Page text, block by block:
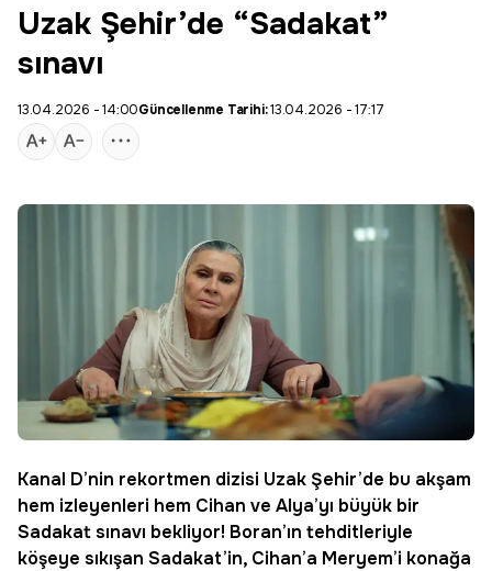
Uzak Şehir’de “Sadakat”
sınavı
13.04.2026 - 14:00Güncellenme Tarihi:13.04.2026 - 17:17
Kanal D’nin rekortmen dizisi Uzak Şehir’de bu akşam
hem izleyenleri hem Cihan ve Alya’yı büyük bir
Sadakat sınavı bekliyor! Boran’ın tehditleriyle
köşeye sıkışan Sadakat’in, Cihan’a Meryem’i konağa